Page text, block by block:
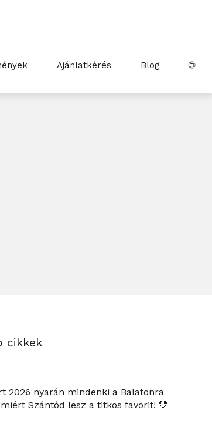
Ajánlatkérés Blog 🌐
cikkek
2026 nyarán mindenki a Balatonra
Szántód lesz a titkos favorit! 💛